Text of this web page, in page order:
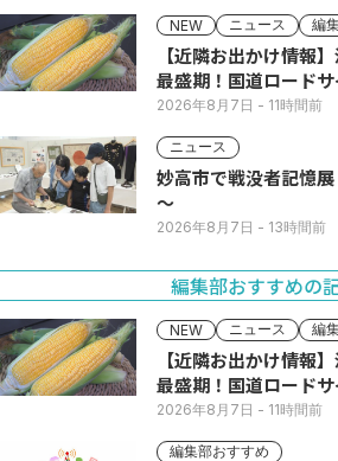
NEW ニュース 編
【近隣お出かけ情報
最盛期！国道ロード
い列
2026年8月7日 - 11時間前
ニュース
妙高市で戦没者記憶
～
2026年8月7日 - 13時間前
編集部おすすめの
NEW ニュース 編
【近隣お出かけ情報
最盛期！国道ロード
い列
2026年8月7日 - 11時間前
編集部おすすめ